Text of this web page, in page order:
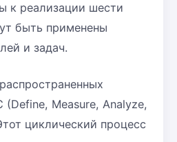
к реализации шести
быть применены
и задач.
Measure, Analyze,
циклический процесс